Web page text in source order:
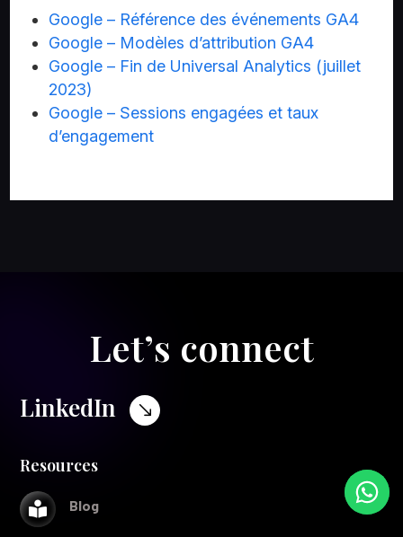
Google – Référence des événements GA4
Google – Modèles d’attribution GA4
Google – Fin de Universal Analytics (juillet
2023)
Google – Sessions engagées et taux
d’engagement
Let’s connect
$
LinkedIn
Resources
 Blog